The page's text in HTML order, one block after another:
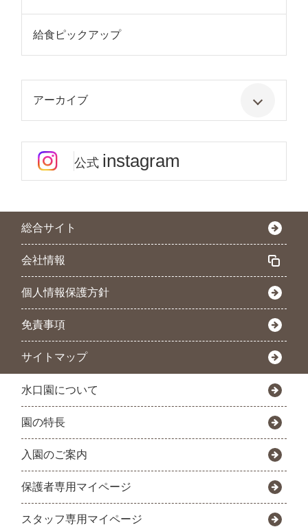
給食ピックアップ
アーカイブ
公式 instagram
総合サイト
会社情報
個人情報保護方針
免責事項
サイトマップ
水口園について
園の特長
入園のご案内
保護者専用マイページ
スタッフ専用マイページ